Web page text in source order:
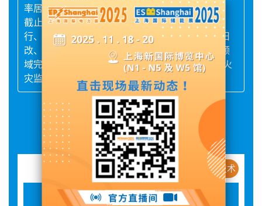
率居行业首位。
截止目前，曼顿智能断路器及顿雾云平台，在银
行、学校、工厂、医院、会展、文物建筑、城市旧
改、公共设施、铁塔、通信，路灯、照明管理等领
域完成了超过8000个项目应用。大幅提升了电气火
灾监管，用电安全，节能管理，远程管控的水平。
展品详情
新产品 / 新技术
智慧微断